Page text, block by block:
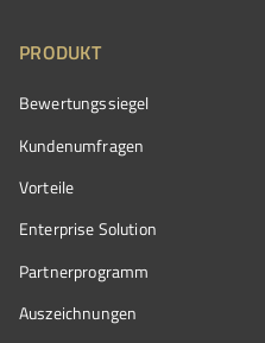
PRODUKT
Bewertungssiegel
Kundenumfragen
Vorteile
Enterprise Solution
Partnerprogramm
Auszeichnungen